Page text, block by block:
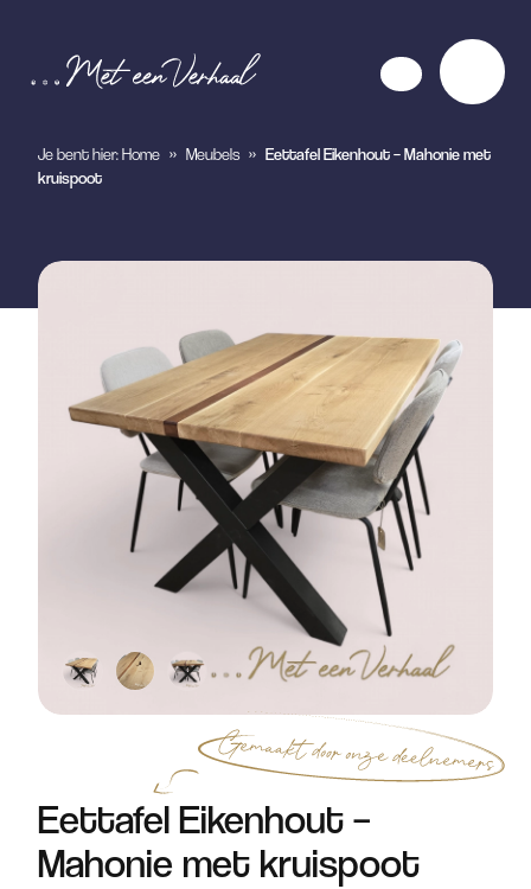
Je bent hier: Home » Meubels » Eettafel Eikenhout – Mahonie met
kruispoot
Eettafel Eikenhout –
Mahonie met kruispoot